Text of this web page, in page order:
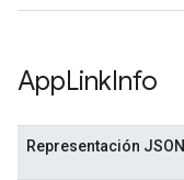
AppLinkInfo
Representación JSON